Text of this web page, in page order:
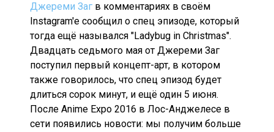
Джереми Заг в комментариях в своём
Instagram'е сообщил о спец эпизоде, который
тогда ещё назывался "Ladybug in Christmas".
Двадцать седьмого мая от Джереми Заг
поступил первый концепт-арт, в котором
также говорилось, что спец эпизод будет
длиться сорок минут, и ещё один 5 июня.
После Anime Expo 2016 в Лос-Анджелесе в
сети появились новости: мы получим больше